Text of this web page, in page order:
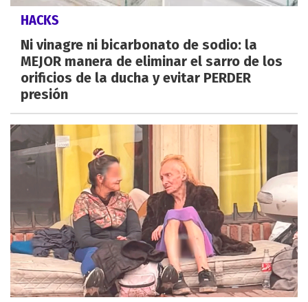
HACKS
Ni vinagre ni bicarbonato de sodio: la
MEJOR manera de eliminar el sarro de los
orificios de la ducha y evitar PERDER
presión